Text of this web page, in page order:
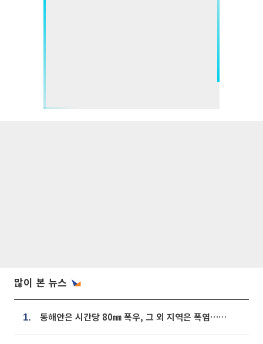
많이 본 뉴스
1. 동해안은 시간당 80㎜ 폭우, 그 외 지역은 폭염…‘극과 극 날씨’